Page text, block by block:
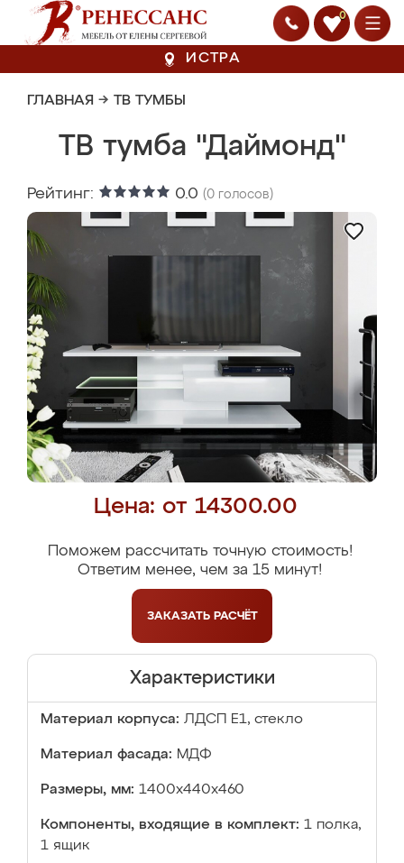
0
ИСТРА
ГЛАВНАЯ → ТВ ТУМБЫ
ТВ тумба "Даймонд"
Рейтинг: 0.0 (0 голосов)
Цена: от 14300.00
Поможем рассчитать точную стоимость!
Ответим менее, чем за 15 минут!
ЗАКАЗАТЬ РАСЧЁТ
Характеристики
Материал корпуса: ЛДСП Е1, стекло
Материал фасада: МДФ
Размеры, мм: 1400x440x460
Компоненты, входящие в комплект: 1 полка,
1 ящик